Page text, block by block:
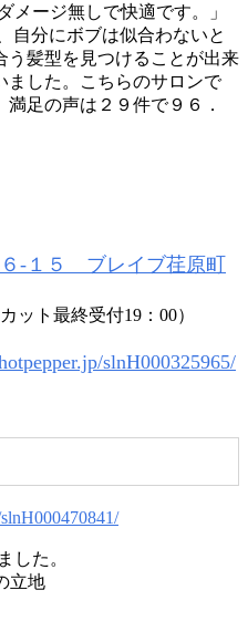
メージ無しで快適です。」
自分にボブは似合わないと
う髪型を見つけることが出来
ました。こちらのサロンで
足の声は２９件で９６．
-１５ ブレイブ荏原町
ト最終受付19：00）
slnH000325965/
した。
立地